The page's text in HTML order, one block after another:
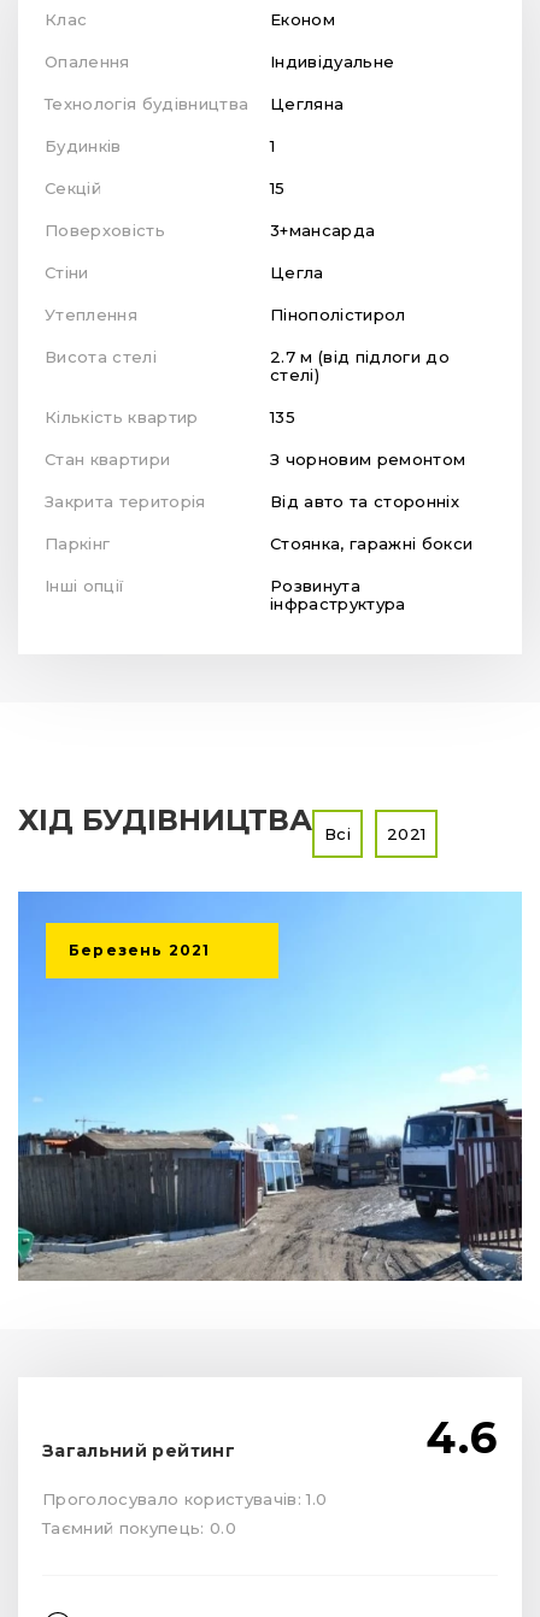
Клас Економ
Опалення Індивідуальне
Технологія будівництва Цегляна
Будинків 1
Секцій 15
Поверховість 3+мансарда
Стіни Цегла
Утеплення Пінополістирол
Висота стелі
2.7 м (від підлоги до
стелі)
Кількість квартир 135
Стан квартири З чорновим ремонтом
Закрита територія Від авто та сторонніх
Паркінг Стоянка, гаражні бокси
Інші опції
Розвинута
інфраструктура
ХІД БУДІВНИЦТВА Всі 2021
Березень 2021
Загальний рейтинг 4.6
Проголосувало користувачів: 1.0
Таємний покупець: 0.0